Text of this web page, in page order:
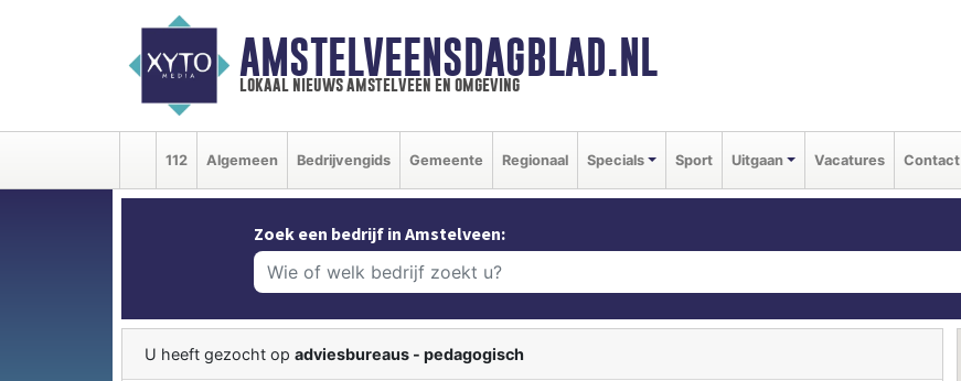
AMSTELVEENSDAGBLAD.NL
lokaal nieuws amstelveen en omgeving
112 Algemeen Bedrijvengids Gemeente Regionaal Specials Sport Uitgaan Vacatures Contact
Zoek een bedrijf in Amstelveen:
U heeft gezocht op adviesbureaus - pedagogisch